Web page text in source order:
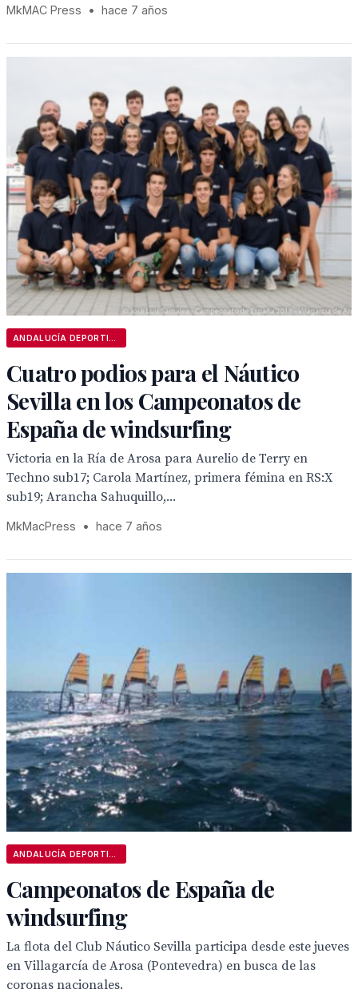
MkMAC Press • hace 7 años
Cuatro podios para el Náutico
Sevilla en los Campeonatos de
España de windsurfing
Victoria en la Ría de Arosa para Aurelio de Terry en
Techno sub17; Carola Martínez, primera fémina en RS:X
sub19; Arancha Sahuquillo,...
MkMacPress • hace 7 años
Campeonatos de España de
windsurfing
La flota del Club Náutico Sevilla participa desde este jueves
en Villagarcía de Arosa (Pontevedra) en busca de las
coronas nacionales.